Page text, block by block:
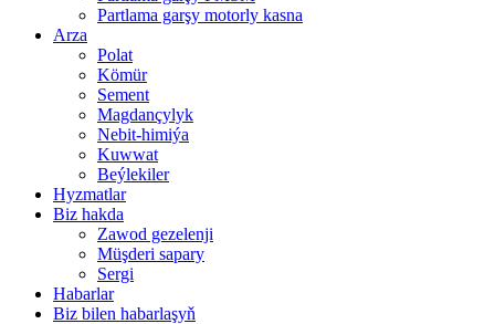
Partlama garşy motorly kasna
Arza
Polat
Kömür
Sement
Magdançylyk
Nebit-himiýa
Kuwwat
Beýlekiler
Hyzmatlar
Biz hakda
Zawod gezelenji
Müşderi sapary
Sergi
Habarlar
Biz bilen habarlaşyň